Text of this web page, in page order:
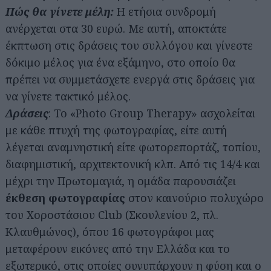
Πώς θα γίνετε μέλη: Η ετήσια συνδρομή
ανέρχεται στα 30 ευρώ. Με αυτή, αποκτάτε
έκπτωση στις δράσεις του συλλόγου και γίνεστε
δόκιμο μέλος για ένα εξάμηνο, στο οποίο θα
πρέπει να συμμετάσχετε ενεργά στις δράσεις για
να γίνετε τακτικό μέλος.
Δράσεις: Το «Photo Group Therapy» ασχολείται
με κάθε πτυχή της φωτογραφίας, είτε αυτή
λέγεται αναμνηστική είτε φωτορεπορτάζ, τοπίου,
διαφημιστική, αρχιτεκτονική κλπ. Από τις 14/4 και
μέχρι την Πρωτομαγιά, η ομάδα παρουσιάζει
έκθεση φωτογραφίας στον καινούριο πολυχώρο
του Χοροστάσιου Club (Σκουλενίου 2, πλ.
Κλαυθμώνος), όπου 16 φωτογράφοι μας
μεταφέρουν εικόνες από την Ελλάδα και το
εξωτερικό, στις οποίες συνυπάρχουν η φύση και ο